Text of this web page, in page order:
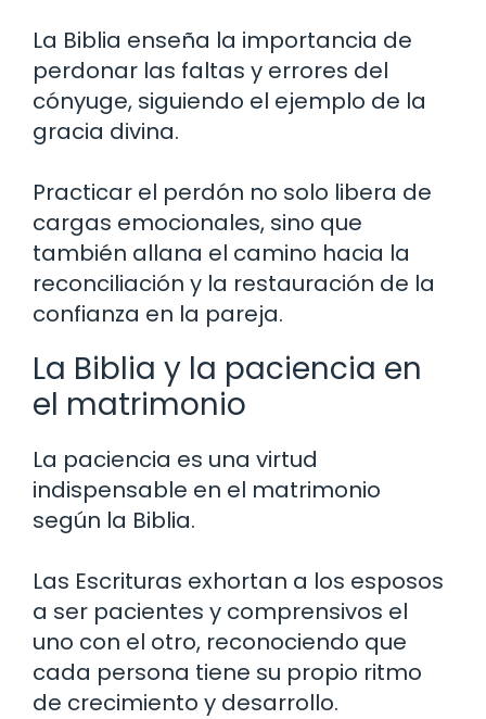
La Biblia enseña la importancia de
perdonar las faltas y errores del
cónyuge, siguiendo el ejemplo de la
gracia divina.
Practicar el perdón no solo libera de
cargas emocionales, sino que
también allana el camino hacia la
reconciliación y la restauración de la
confianza en la pareja.
La Biblia y la paciencia en
el matrimonio
La paciencia es una virtud
indispensable en el matrimonio
según la Biblia.
Las Escrituras exhortan a los esposos
a ser pacientes y comprensivos el
uno con el otro, reconociendo que
cada persona tiene su propio ritmo
de crecimiento y desarrollo.